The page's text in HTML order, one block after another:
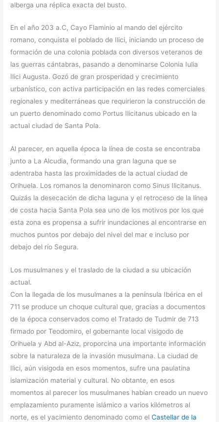
alberga una réplica exacta del busto.
En el año 203 a.C, Cayo Flaminio al mando del ejército
romano, conquista el poblado de Ilici, iniciando un proceso de
formación de una colonia poblada con diversos veteranos de
las guerras cántabras, pasando a denominarse Colonia Iulia
Ilici Augusta. Gozó de gran prosperidad y crecimiento
urbanístico, con activa participación en las redes comerciales
regionales y mediterráneas que requirieron la construcción de
un puerto denominado como Portus Ilicitanus ubicado en la
actual ciudad de Santa Pola.
Al parecer, en aquella época la línea de costa se encontraba
junto a La Alcudia, formando una gran laguna que se
adentraba hasta las proximidades de la actual ciudad de
Orihuela. Los romanos la denominaron como Sinus Ilicitanus.
Quizás la desecación de dicha laguna y el retroceso de la línea
de costa hacia Santa Pola sea uno de los motivos por los que
esta zona es propensa a sufrir inundaciones al encontrarse en
muchos puntos por debajo del nivel del mar e incluso por
debajo del río Segura.
Los musulmanes y el traslado de la ciudad a su ubicación
actual.
Con la llegada de los musulmanes a la península Ibérica en el
711 se produce un choque cultural que, gracias a documentos
de la época conservados como el Tratado de Tudmir de 713
firmado por Teodomiro, el gobernante local visigodo de
Orihuela y Abd al-Aziz, proporcina una importante información
sobre la naturaleza de la invasión musulmana. La ciudad de
Ilici, aún visigoda en esos momentos, sufre una paulatina
islamización material y cultural. No obtante, en esos
momentos al parecer los musulmanes habían creado un nuevo
emplazamiento puramente islámico a varios kilómetros al
norte, es el yacimiento denominado como elCastellar de la